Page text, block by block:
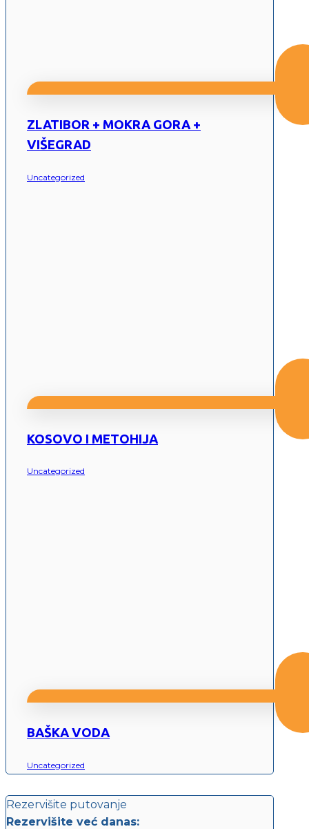
ZLATIBOR + MOKRA GORA +
VIŠEGRAD
Uncategorized
KOSOVO I METOHIJA
Uncategorized
BAŠKA VODA
Uncategorized
Rezervišite putovanje
Rezervišite već danas: